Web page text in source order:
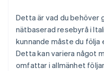
Detta är vad du behöver
nätbaserad resebyrå i
kunnande måste du
Detta kan variera något
omfattar i allmänhet